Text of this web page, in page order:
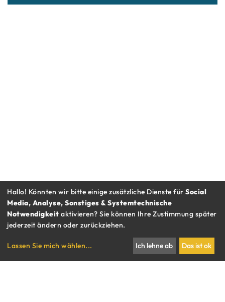
RESTAURANT BAUERNMARKT
Hallo! Könnten wir bitte einige zusätzliche Dienste für Social
Media, Analyse, Sonstiges & Systemtechnische
Notwendigkeit aktivieren? Sie können Ihre Zustimmung später
jederzeit ändern oder zurückziehen.
Lassen Sie mich wählen... Ich lehne ab Das ist ok